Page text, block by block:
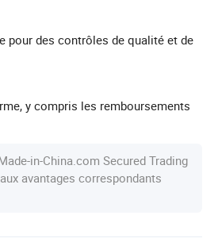
pour des contrôles de qualité et de
y compris les remboursements
in-China.com Secured Trading
avantages correspondants